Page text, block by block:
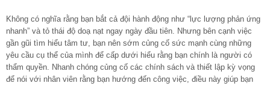
Không có nghĩa rằng bạn bắt cả đội hành động như “lực lượng phản ứng
nhanh” và tỏ thái độ doạ nạt ngay ngày đầu tiên. Nhưng bên cạnh việc
gần gũi tìm hiểu tâm tư, bạn nên sớm củng cố sức mạnh cùng những
yêu cầu cụ thể của mình để cấp dưới hiểu rằng bạn chính là người có
thẩm quyền. Nhanh chóng củng cố các chính sách và thiết lập kỳ vọng
để nói với nhân viên rằng bạn hướng đến công việc, điều này giúp bạn